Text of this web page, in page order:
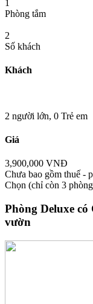
1
Phòng tắm
2
Số khách
Khách
2 người lớn, 0 Trẻ em
Giá
3,900,000 VNĐ
Chưa bao gồm thuế -
Chọn (chỉ còn 3
Phòng Deluxe
vườn